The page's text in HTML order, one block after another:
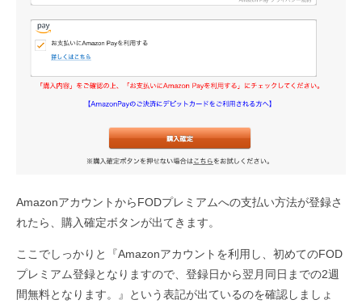
AmazonアカウントからFODプレミアムへの支払い方法が登録さ
れたら、購入確定ボタンが出てきます。
ここでしっかりと『Amazonアカウントを利用し、初めてのFOD
プレミアム登録となりますので、登録日から翌月同日までの2週
間無料となります。』という表記が出ているのを確認しましょ